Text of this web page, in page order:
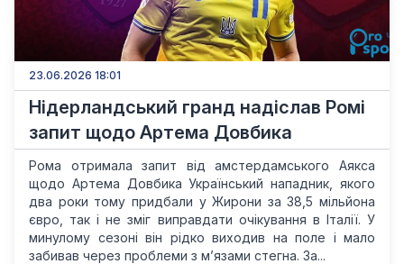
23.06.2026 18:01
Нідерландський гранд надіслав Ромі
запит щодо Артема Довбика
Рома отримала запит від амстердамського Аякса
щодо Артема Довбика Український нападник, якого
два роки тому придбали у Жирони за 38,5 мільйона
євро, так і не зміг виправдати очікування в Італії. У
минулому сезоні він рідко виходив на поле і мало
забивав через проблеми з м’язами стегна. За...